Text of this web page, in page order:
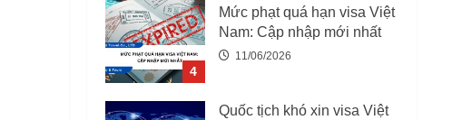
4
Mức phạt quá hạn visa Việt
Nam: Cập nhập mới nhất
11/06/2026
Quốc tịch khó xin visa Việt